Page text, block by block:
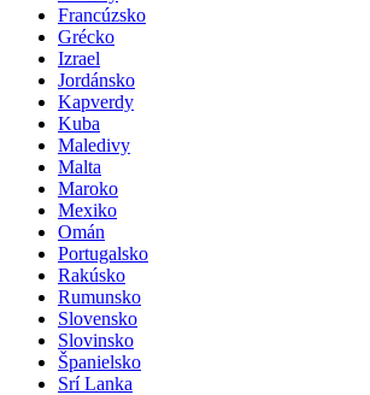
Francúzsko
Grécko
Izrael
Jordánsko
Kapverdy
Kuba
Maledivy
Malta
Maroko
Mexiko
Omán
Portugalsko
Rakúsko
Rumunsko
Slovensko
Slovinsko
Španielsko
Srí Lanka